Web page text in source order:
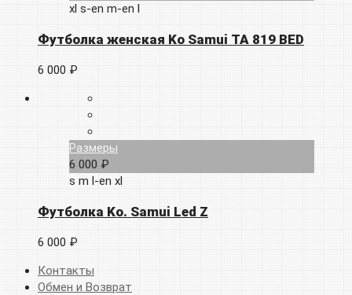
xl s-en m-en l
Футболка женская Ko Samui TA 819 BED
6 000 ₽
Размеры
6 000 ₽
s m l-en xl
Футболка Ko. Samui Led Z
6 000 ₽
Контакты
Обмен и Возврат